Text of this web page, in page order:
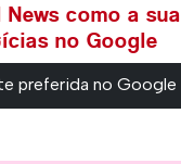
como a sua
no Google
preferida no Google